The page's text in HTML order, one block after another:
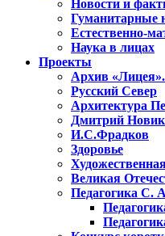
Новости и
Гуманитарные
Естественно-
Наука в лицах
Проекты
Архив
Русский Север
Архитектура
Дмитрий
И.С.Фрадков
Здоровье
Великая
Педагогика С.